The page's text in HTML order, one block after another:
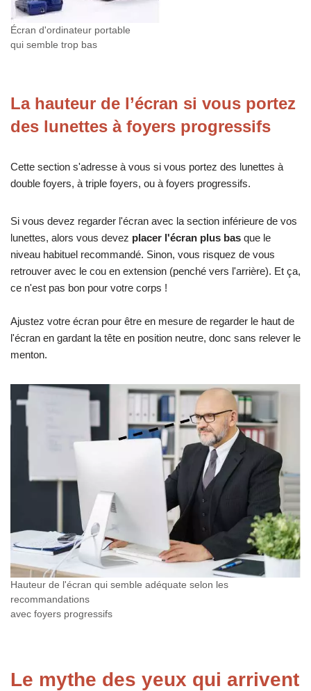
Écran d'ordinateur portable
qui semble trop bas
La hauteur de l’écran si vous portez
des lunettes à foyers progressifs
Cette section s'adresse à vous si vous portez des lunettes à
double foyers, à triple foyers, ou à foyers progressifs.
Si vous devez regarder l'écran avec la section inférieure de vos
lunettes, alors vous devez placer l'écran plus bas que le
niveau habituel recommandé. Sinon, vous risquez de vous
retrouver avec le cou en extension (penché vers l'arrière). Et ça,
ce n'est pas bon pour votre corps !
Ajustez votre écran pour être en mesure de regarder le haut de
l'écran en gardant la tête en position neutre, donc sans relever le
menton.
Hauteur de l'écran qui semble adéquate selon les
recommandations
avec foyers progressifs
Le mythe des yeux qui arrivent